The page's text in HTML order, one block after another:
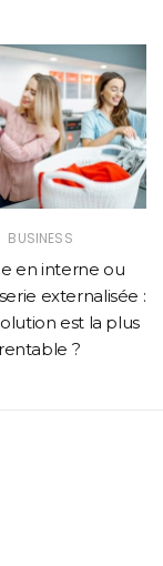
BUSINESS
en interne ou
externalisée :
est la plus
rentable ?